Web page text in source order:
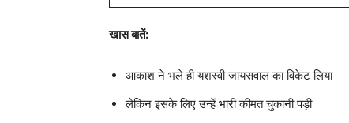
खास बातें:
आकाश ने भले ही यशस्वी जायसवाल का विकेट लिया
लेकिन इसके लिए उन्हें भारी कीमत चुकानी पड़ी